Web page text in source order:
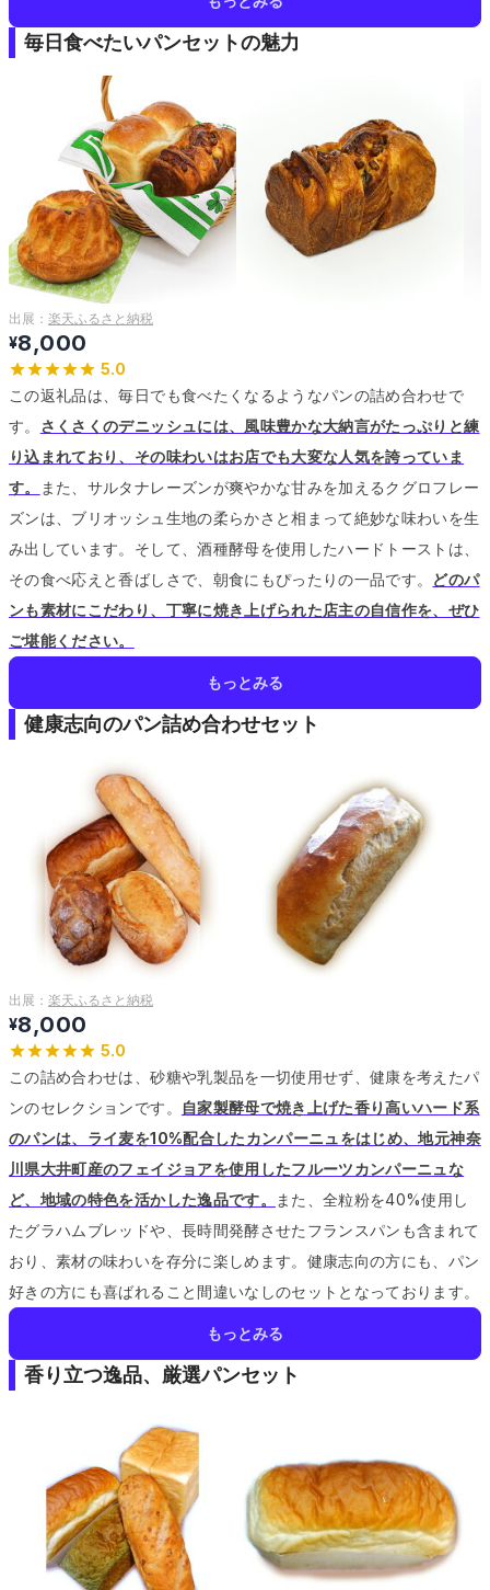
毎日食べたいパンセットの魅力
出展： 楽天ふるさと納税
¥8,000
5.0
この返礼品は、毎日でも食べたくなるようなパンの詰め合わせで
す。 さくさくのデニッシュには、風味豊かな大納言がたっぷりと練
り込まれており、その味わいはお店でも大変な人気を誇っていま
す。
また、サルタナレーズンが爽やかな甘みを加えるクグロフレー
ズンは、ブリオッシュ生地の柔らかさと相まって絶妙な味わいを生
み出しています。 そして、酒種酵母を使用したハードトーストは、
その食べ応えと香ばしさで、朝食にもぴったりの一品です。 どのパ
ンも素材にこだわり、丁寧に焼き上げられた店主の自信作を、ぜひ
ご堪能ください。
もっとみる
健康志向のパン詰め合わせセット
出展： 楽天ふるさと納税
¥8,000
5.0
この詰め合わせは、砂糖や乳製品を一切使用せず、健康を考えたパ
ンのセレクションです。
自家製酵母で焼き上げた香り高いハード系
のパンは、ライ麦を10%配合したカンパーニュをはじめ、地元神奈
川県大井町産のフェイジョアを使用したフルーツカンパーニュな
ど、地域の特色を活かした逸品です。
また、全粒粉を40%使用し
たグラハムブレッドや、長時間発酵させたフランスパンも含まれて
おり、素材の味わいを存分に楽しめます。 健康志向の方にも、パン
好きの方にも喜ばれること間違いなしのセットとなっております。
もっとみる
香り立つ逸品、厳選パンセット